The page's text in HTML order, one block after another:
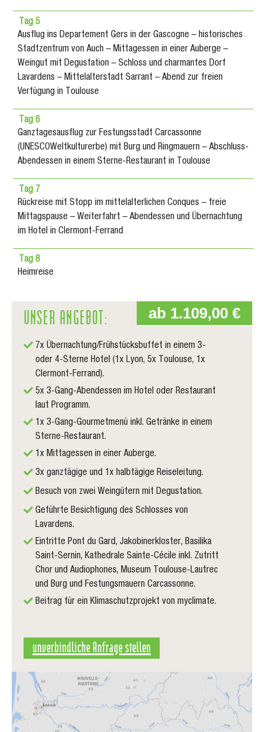
Tag 5
Ausflug ins Departement Gers in der Gascogne – historisches
Stadtzentrum von Auch – Mittagessen in einer Auberge –
Weingut mit Degustation – Schloss und charmantes Dorf
Lavardens – Mittelalterstadt Sarrant – Abend zur freien
Verfügung in Toulouse
Tag 6
Ganztagesausflug zur Festungsstadt Carcassonne
(UNESCOWeltkulturerbe) mit Burg und Ringmauern – Abschluss-
Abendessen in einem Sterne-Restaurant in Toulouse
Tag 7
Rückreise mit Stopp im mittelalterlichen Conques – freie
Mittagspause – Weiterfahrt – Abendessen und Übernachtung
im Hotel in Clermont-Ferrand
Tag 8
Heimreise
ab 1.109,00 €
UNSER ANGEBOT:
7x Übernachtung/Frühstücksbuffet in einem 3-
oder 4-Sterne Hotel (1x Lyon, 5x Toulouse, 1x
Clermont-Ferrand).
5x 3-Gang-Abendessen im Hotel oder Restaurant
laut Programm.
1x 3-Gang-Gourmetmenü inkl. Getränke in einem
Sterne-Restaurant.
1x Mittagessen in einer Auberge.
3x ganztägige und 1x halbtägige Reiseleitung.
Besuch von zwei Weingütern mit Degustation.
Geführte Besichtigung des Schlosses von
Lavardens.
Eintritte Pont du Gard, Jakobinerkloster, Basilika
Saint-Sernin, Kathedrale Sainte-Cécile inkl. Zutritt
Chor und Audiophones, Museum Toulouse-Lautrec
und Burg und Festungsmauern Carcassonne.
Beitrag für ein Klimaschutzprojekt von myclimate.
unverbindliche Anfrage stellen